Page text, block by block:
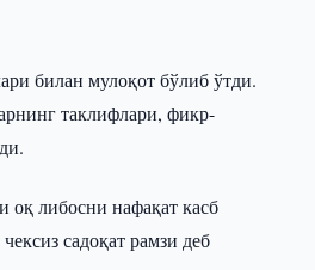
билан мулоқот бўлиб ўтди.
таклифлари, фикр-
либосни нафақат касб
садоқат рамзи деб